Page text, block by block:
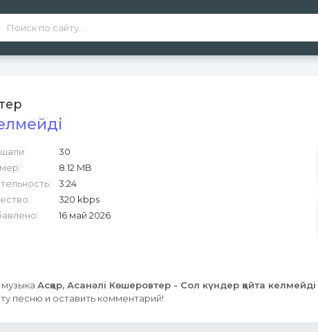
30
8.12 MB
3:24
320 kbps
16 май 2026
Асқар, Асанәлі Көшеровтер - Сол күндер қайта келмейді
песню и оставить комментарий!